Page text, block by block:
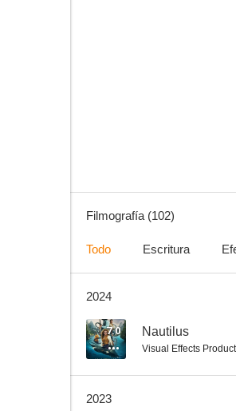
Enemigo a las puertas
Filmografía (102)
Todo Escritura
2024
7.0 Nautilus
Visual Effects
2023